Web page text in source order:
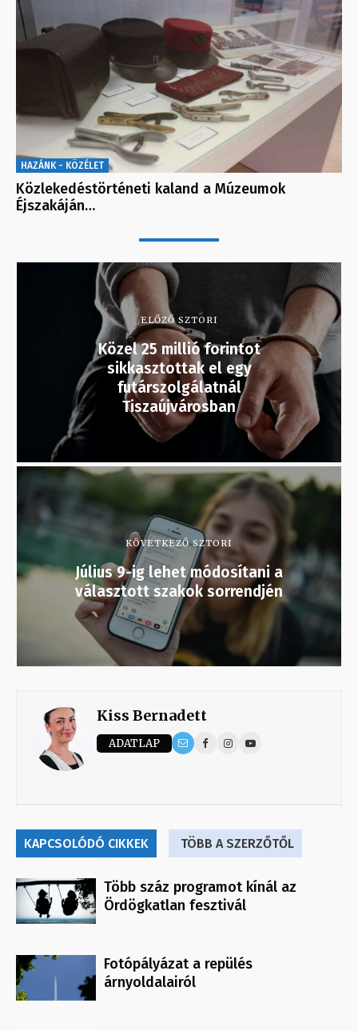
HAZÁNK - KÖZÉLET
Közlekedéstörténeti kaland a Múzeumok
Éjszakáján…
ELŐZŐ SZTORI
Közel 25 millió forintot
sikkasztottak el egy
futárszolgálatnál
Tiszaújvárosban
KÖVETKEZŐ SZTORI
Július 9-ig lehet módosítani a
választott szakok sorrendjén
Kiss Bernadett
ADATLAP
KAPCSOLÓDÓ CIKKEK TÖBB A SZERZŐTŐL
Több száz programot kínál az
Ördögkatlan fesztivál
Fotópályázat a repülés
árnyoldalairól